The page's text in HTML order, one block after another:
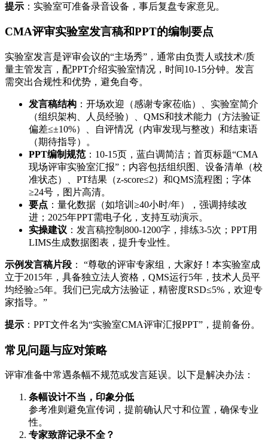
提示 ：实验室可准备录音设备，事后复盘专家意见。
CMA评审实验室发言稿和PPT的编制要点
实验室发言是评审会议的“主场秀”，通常由负责人或技术/质
量主管发言，配PPT介绍实验室情况，时间10-15分钟。发言
需突出合规性和优势，避免自夸。
发言稿结构 ：开场欢迎（感谢专家莅临）、实验室简介
（组织架构、人员经验）、QMS和技术能力（方法验证
偏差≤±10%）、自评情况（内审发现与整改）和结束语
（期待指导）。
PPT编制规范：10-15页，蓝白调简洁；首页标题“CMA
现场评审实验室汇报”；内容包括组织图、设备清单（校
准状态）、PT结果（z-score≤2）和QMS流程图；字体
≥24号，图片高清。
要点 ：量化数据（如培训≥40小时/年），强调持续改
进；2025年PPT需电子化，支持互动演示。
实操建议 ：发言稿控制800-1200字，排练3-5次；PPT用
LIMS生成数据图表，提升专业性。
示例发言稿片段 ： “尊敬的评审专家组，大家好！本实验室成
立于2015年，具备独立法人资格，QMS运行5年，技术人员平
均经验≥5年。我们已完成方法验证，精密度RSD≤5%，欢迎专
家指导。”
提示 ：PPT文件名为“实验室CMA评审汇报PPT”，提前备份。
常见问题与应对策略
评审准备中常遇条幅不规范或发言延误。以下是解决办法：
条幅设计不当，印象分低
参考准则避免宣传词，提前确认尺寸和位置，确保专业
性。
专家致辞记录不全？